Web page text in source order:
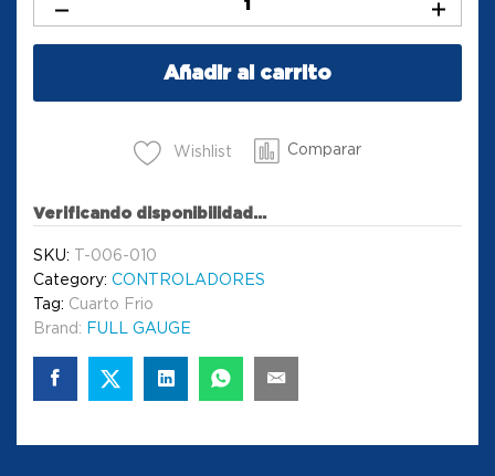
Añadir al carrito
Wishlist Comparar
Verificando disponibilidad...
SKU: T-006-010
Category: CONTROLADORES
Tag: Cuarto Frio
Brand: FULL GAUGE